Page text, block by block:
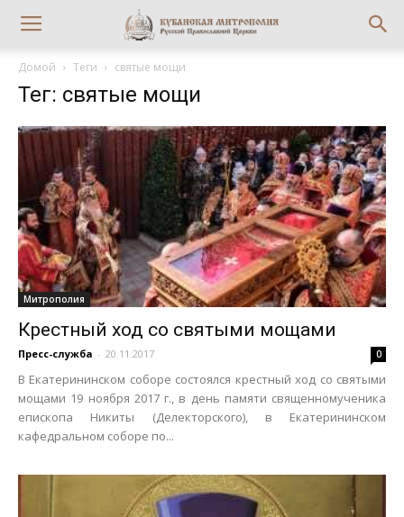
Домой Теги святые мощи
Тег: святые мощи
Митрополия
Крестный ход со святыми мощами
Пресс-служба - 20.11.2017 0
В Екатерининском соборе состоялся крестный ход со святыми
мощами 19 ноября 2017 г., в день памяти священномученика
епископа Никиты (Делекторского), в Екатерининском
кафедральном соборе по...